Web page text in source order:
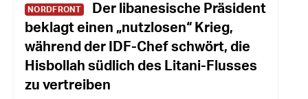
NORDFRONT
Der libanesische Präsident
beklagt einen „nutzlosen“ Krieg,
während der IDF-Chef schwört, die
Hisbollah südlich des Litani-Flusses
zu vertreiben